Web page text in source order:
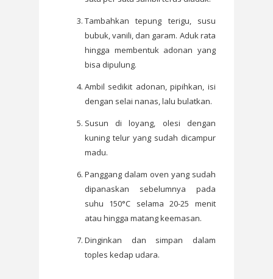
Tambahkan tepung terigu, susu
bubuk, vanili, dan garam. Aduk rata
hingga membentuk adonan yang
bisa dipulung.
Ambil sedikit adonan, pipihkan, isi
dengan selai nanas, lalu bulatkan.
Susun di loyang, olesi dengan
kuning telur yang sudah dicampur
madu.
Panggang dalam oven yang sudah
dipanaskan sebelumnya pada
suhu 150°C selama 20-25 menit
atau hingga matang keemasan.
Dinginkan dan simpan dalam
toples kedap udara.